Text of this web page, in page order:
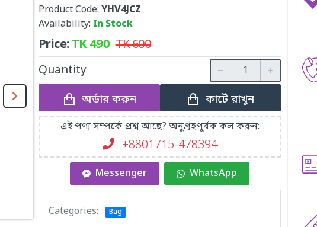
Product Code: YHV4JCZ
Availability: In Stock
Price:TK490 TK600
Quantity
অর্ডার করুন কার্টে রাখুন
এই পণ্য সম্পর্কে প্রশ্ন আছে? অনুগ্রহপূর্বক কল করুন:
+8801715-478394
Messenger WhatsApp
Categories: Bag